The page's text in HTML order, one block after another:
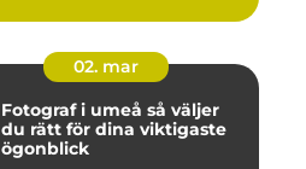
02. mar
Fotograf i umeå så väljer
du rätt för dina viktigaste
ögonblick